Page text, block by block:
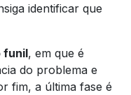
identificar que
funil, em que é
do problema e
fim, a última fase é